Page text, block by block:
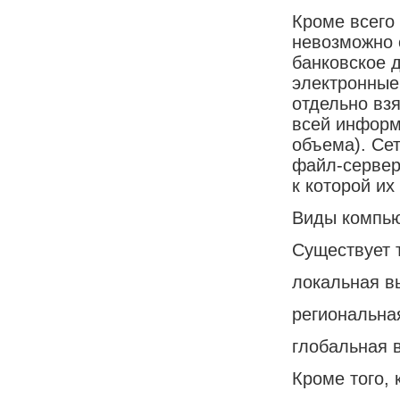
Кроме всего
невозможно
банковское
отдельно
всей
объема).
файл-
к которой
Виды
Существует
локальная
глобальная
Кроме того,